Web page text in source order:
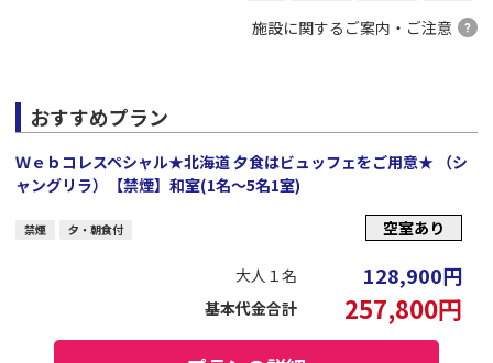
施設に関するご案内・ご注意
おすすめプラン
Ｗｅｂコレスペシャル★北海道 夕食はビュッフェをご用意★ （シ
ャングリラ）【禁煙】和室(1名～5名1室)
禁煙 夕・朝食付 空室あり
大人１名 128,900円
基本代金合計 257,800円